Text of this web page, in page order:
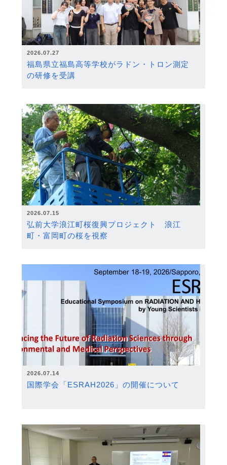
2026.07.27
福島県立福島高等学校がラドン・トロン測定
の研修を受講
2026.07.15
弘前大学浪江町桜復興プロジェクト 浪江
町・富岡町の桜を視察
2026.07.14
国際学会「ESRAH2026」の開催について